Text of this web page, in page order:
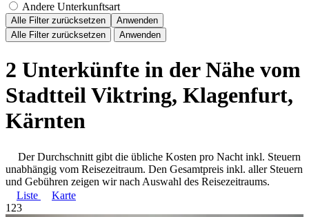
Andere Unterkunftsart
Alle Filter zurücksetzen
Anwenden
Alle Filter zurücksetzen
Anwenden
2 Unterkünfte in der Nähe vom
Stadtteil Viktring, Klagenfurt,
Kärnten
Der Durchschnitt gibt die übliche Kosten pro Nacht inkl. Steuern
unabhängig vom Reisezeitraum. Den Gesamtpreis inkl. aller Steuern
und Gebühren zeigen wir nach Auswahl des Reisezeitraums.
Liste
Karte
1 23